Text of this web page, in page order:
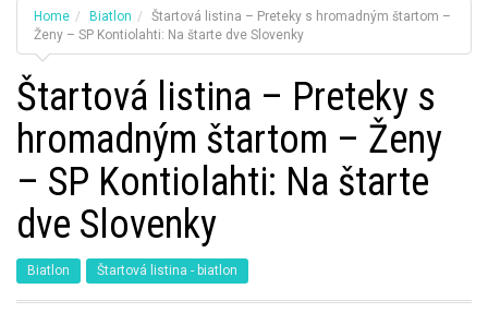
g
l
e
n
a
v
i
g
t
o
n
Home Biatlon
Štartová listina – Preteky s hromadným štartom –
Ženy – SP Kontiolahti: Na štarte dve Slovenky
Štartová listina – Preteky s
hromadným štartom – Ženy
– SP Kontiolahti: Na štarte
dve Slovenky
Biatlon Štartová listina - biatlon